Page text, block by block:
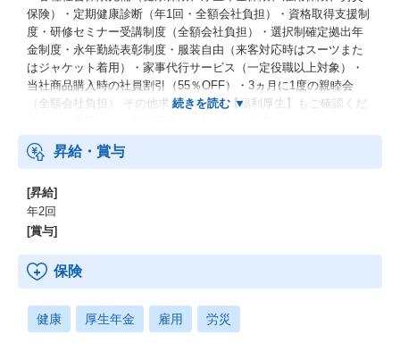
マネージャークラス：1,080万円～1,800万円（歴代最年少25歳／
平均40歳）
リーダークラス：780万円～1,200万円（歴代最年少24歳／平均35
歳）
シニアメンバークラス：600万円～1,068万円（歴代最年少23歳／
平均36歳）
社歴・社会経験歴に応じた定期昇給に併せて、年齢等に関係なく
給与体系を実現しています。
【社歴給】
【社会経験歴給】
【職級給】
保険）・定期健康診断（年1回・全額会社負担）・資格取得支援制
度・研修セミナー受講制度（全額会社負担）・選択制確定拠出年
金制度・永年勤続表彰制度・服装自由（来客対応時はスーツまた
はジャケット着⽤）・家事代行サービス（一定役職以上対象）・
当社商品購入時の社員割引（55％OFF）・3ヵ月に1度の親睦会
（全額会社負担） その他求人の特色、【福利厚生】もご確認くだ
昇給・賞与
[昇給]
年2回
[賞与]
保険
健康 厚生年金 雇用 労災